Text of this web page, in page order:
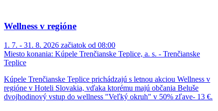
Wellness v regióne
1. 7. - 31. 8. 2026 začiatok od 08:00
Miesto konania: Kúpele Trenčianske Teplice, a. s. - Trenčianske
Teplice
Kúpele Trenčianske Teplice prichádzajú s letnou akciou Wellness v
regióne v Hoteli Slovakia, vďaka ktorému majú občania Beluše
dvojhodinový vstup do wellness "Veľký okruh" v 50% zľave- 13 €.